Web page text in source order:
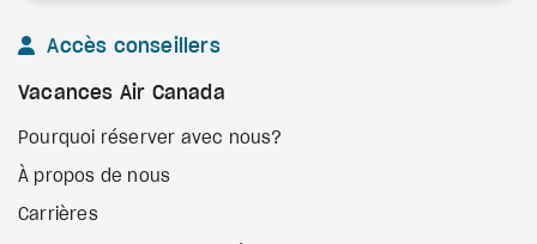
Accès conseillers
Vacances Air Canada
Pourquoi réserver avec nous?
À propos de nous
Carrières